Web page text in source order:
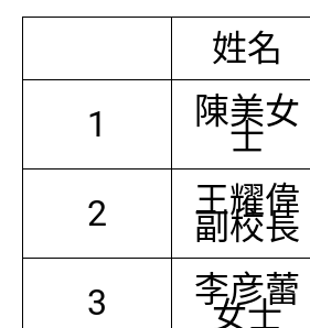
姓名
1
陳美女
士
2 王耀偉
副校長
3 李彦蕾
女士